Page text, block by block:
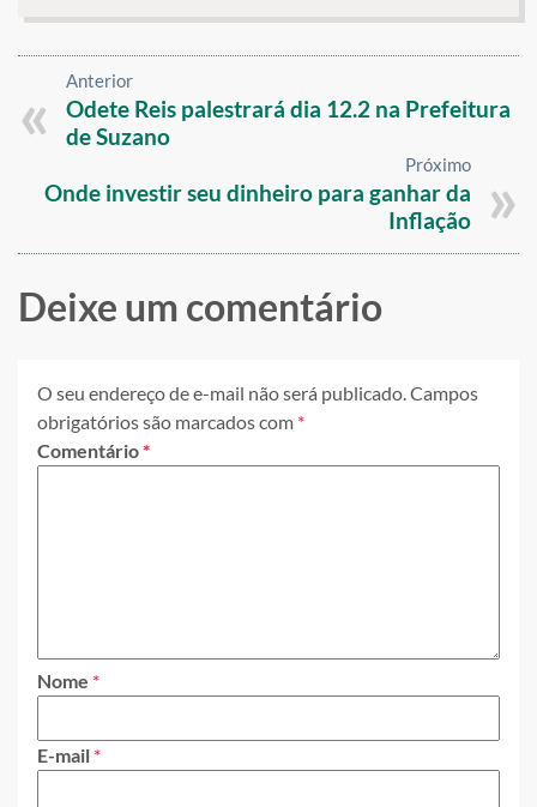
Anterior
Odete Reis palestrará dia 12.2 na Prefeitura
de Suzano
Próximo
Onde investir seu dinheiro para ganhar da
Inflação
Deixe um comentário
O seu endereço de e-mail não será publicado.Campos
obrigatórios são marcados com *
Comentário*
Nome *
E-mail *